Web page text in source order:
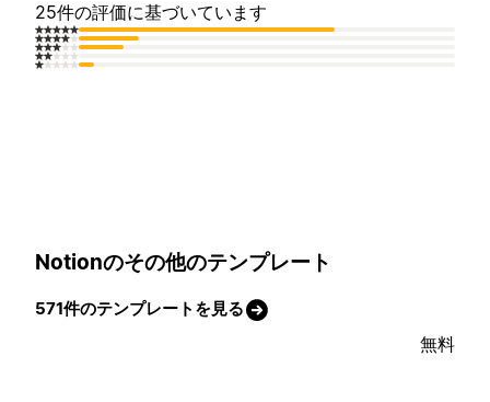
25件の評価に基づいています
Notionのその他のテンプレート
571件のテンプレートを見る
無料